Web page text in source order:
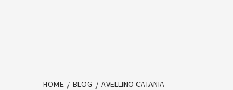
HOME BLOG AVELLINO CATANIA